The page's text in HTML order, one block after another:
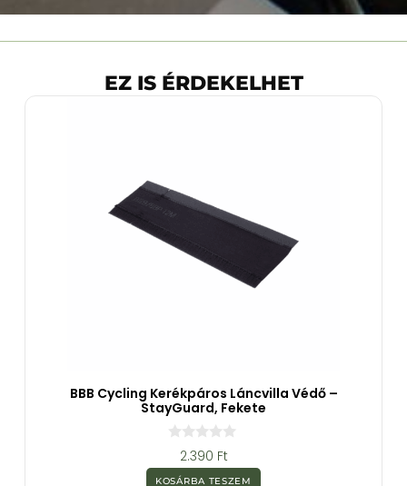
EZ IS ÉRDEKELHET
BBB Cycling Kerékpáros Láncvilla Védő –
StayGuard, Fekete
z
2.390 Ft
KOSÁRBA TESZEM